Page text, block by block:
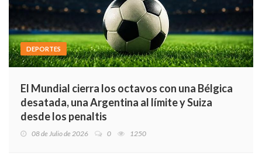
DEPORTES
El Mundial cierra los octavos con una Bélgica
desatada, una Argentina al límite y Suiza
desde los penaltis
08 de Julio de 2026 0 1250